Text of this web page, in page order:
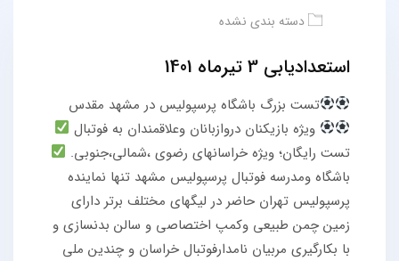
دسته بندی نشده
استعدادیابی 3 تیرماه 1401
تست بزرگ باشگاه پرسپولیس در مشهد مقدس
ویژه بازیکنان دروازبانان وعلاقمندان به فوتبال
تست رایگان؛ ویژه خراسانهای رضوی ،شمالی،جنوبی.
باشگاه ومدرسه فوتبال پرسپولیس مشهد تنها نماینده
پرسپولیس تهران حاضر در لیگهای مختلف برتر دارای
زمین چمن طبیعی وکمپ اختصاصی و سالن بدنسازی و
با بکارگیری مربیان نامدارفوتبال خراسان و چندین ملی